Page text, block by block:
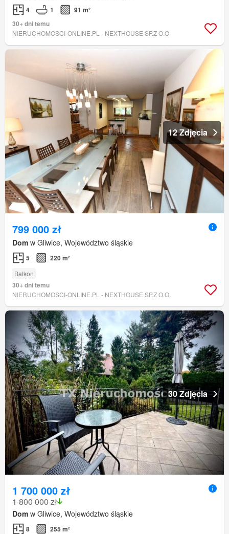
4 1
91 m²
30+ dni temu
NIERUCHOMOSCI-ONLINE.PL - NEXTHOUSE SP.Z O.O.
12 Zdjęcia
799 000 zł
Dom w Gliwice, Województwo śląskie
5 220 m²
Balkon
30+ dni temu
NIERUCHOMOSCI-ONLINE.PL - NEXTHOUSE SP.Z O.O.
30 Zdjęcia
1 700 000 zł
1 800 000 zł
Dom w Gliwice, Województwo śląskie
8 255 m²